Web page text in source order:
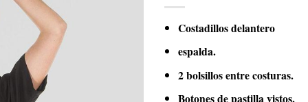
Costadillos delantero
espalda.
2 bolsillos entre costuras.
Botones de pastilla vistos.